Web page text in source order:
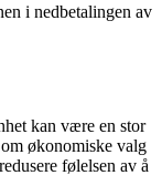
i nedbetalingen av
kan være en stor
økonomiske valg
følelsen av å